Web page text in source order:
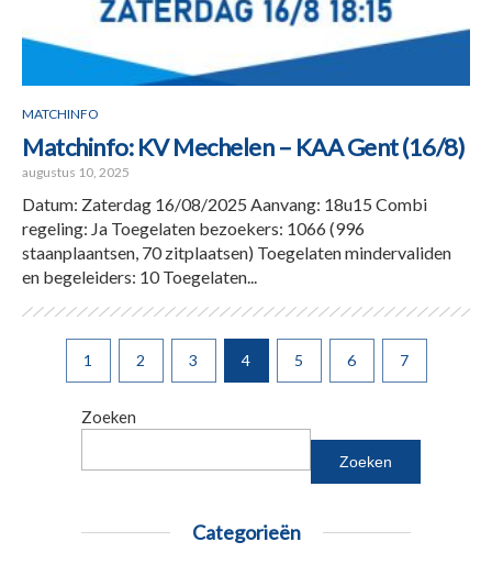
MATCHINFO
Matchinfo: KV Mechelen – KAA Gent (16/8)
augustus 10, 2025
Datum: Zaterdag 16/08/2025 Aanvang: 18u15 Combi
regeling: Ja Toegelaten bezoekers: 1066 (996
staanplaantsen, 70 zitplaatsen) Toegelaten mindervaliden
en begeleiders: 10 Toegelaten...
1 2 3 4 5 6 7
Zoeken
Zoeken
Categorieën